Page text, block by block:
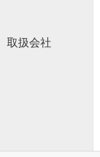
取扱会社